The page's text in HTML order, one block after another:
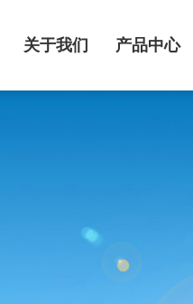
关于我们 产品中心